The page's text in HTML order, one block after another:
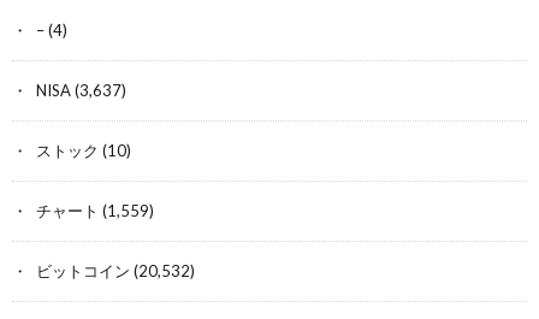
–(4)
NISA(3,637)
ストック (10)
チャート (1,559)
ビットコイン (20,532)